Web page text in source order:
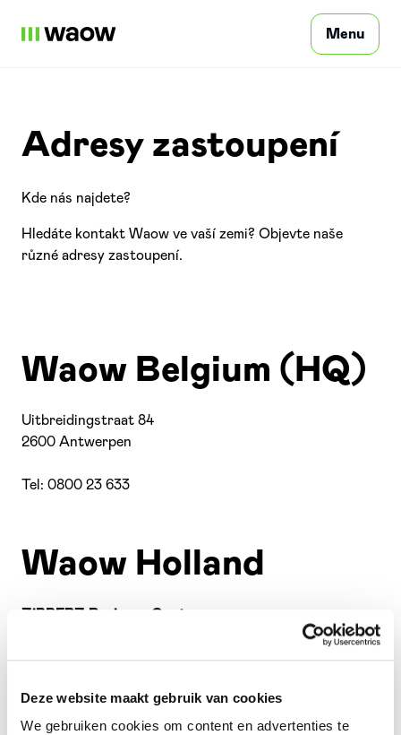
Deze website maakt gebruik van cookies
We gebruiken cookies om content en advertenties te
Menu
Soukromé osoby
Profesionální
Podniků
Adresy zastoupení
Kde nás najdete?
Hledáte kontakt Waow ve vaší zemi? Objevte naše
různé adresy zastoupení.
Waow Belgium (HQ)
Uitbreidingstraat 84
2600 Antwerpen
Tel: 0800 23 633
Waow Holland
ZiPPERZ Business Center
Tel.: 08 000 22 26 73